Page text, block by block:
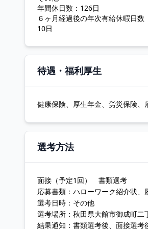
年間休日数：126日
６ヶ月経過後の年次有給休暇日数
10日
待遇・福利厚生
健康保険、厚生年金、労災保険
選考方法
面接（予定1回） 書類選考
応募書類：ハローワーク紹介状
選考日時：その他
選考場所：秋田県大館市御成町二
結果通知：書類選考後、面接選